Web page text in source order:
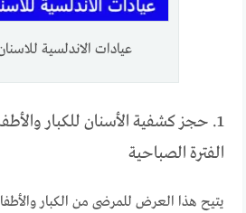
عيادات الاندلسية
الفترة الصباحية
يتيح هذا العرض للمرضى من الكبار